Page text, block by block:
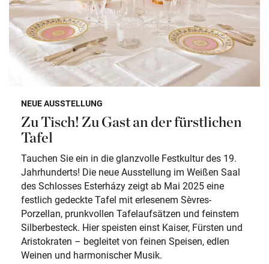
NEUE AUSSTELLUNG
Zu Tisch! Zu Gast an der fürstlichen
Tafel
Tauchen Sie ein in die glanzvolle Festkultur des 19.
Jahrhunderts! Die neue Ausstellung im Weißen Saal
des Schlosses Esterházy zeigt ab Mai 2025 eine
festlich gedeckte Tafel mit erlesenem Sèvres-
Porzellan, prunkvollen Tafelaufsätzen und feinstem
Silberbesteck. Hier speisten einst Kaiser, Fürsten und
Aristokraten – begleitet von feinen Speisen, edlen
Weinen und harmonischer Musik.